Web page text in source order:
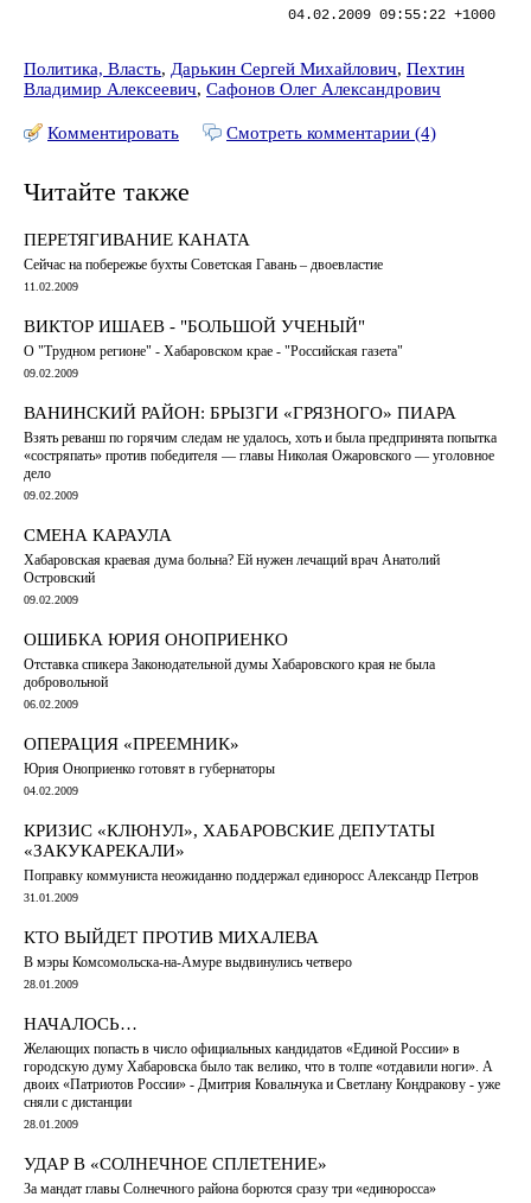
04.02.2009 09:55:22 +1000
Политика, Власть, Дарькин Сергей Михайлович, Пехтин
Владимир Алексеевич, Сафонов Олег Александрович
Комментировать Смотреть комментарии (4)
Читайте также
ПЕРЕТЯГИВАНИЕ КАНАТА
Сейчас на побережье бухты Советская Гавань – двоевластие
11.02.2009
ВИКТОР ИШАЕВ - "БОЛЬШОЙ УЧЕНЫЙ"
О "Трудном регионе" - Хабаровском крае - "Российская газета"
09.02.2009
ВАНИНСКИЙ РАЙОН: БРЫЗГИ «ГРЯЗНОГО» ПИАРА
Взять реванш по горячим следам не удалось, хоть и была предпринята попытка
«состряпать» против победителя — главы Николая Ожаровского — уголовное
дело
09.02.2009
СМЕНА КАРАУЛА
Хабаровская краевая дума больна? Ей нужен лечащий врач Анатолий
Островский
09.02.2009
ОШИБКА ЮРИЯ ОНОПРИЕНКО
Отставка спикера Законодательной думы Хабаровского края не была
добровольной
06.02.2009
ОПЕРАЦИЯ «ПРЕЕМНИК»
Юрия Оноприенко готовят в губернаторы
04.02.2009
КРИЗИС «КЛЮНУЛ», ХАБАРОВСКИЕ ДЕПУТАТЫ
«ЗАКУКАРЕКАЛИ»
Поправку коммуниста неожиданно поддержал единоросс Александр Петров
31.01.2009
КТО ВЫЙДЕТ ПРОТИВ МИХАЛЕВА
В мэры Комсомольска-на-Амуре выдвинулись четверо
28.01.2009
НАЧАЛОСЬ…
Желающих попасть в число официальных кандидатов «Единой России» в
городскую думу Хабаровска было так велико, что в толпе «отдавили ноги». А
двоих «Патриотов России» - Дмитрия Ковальчука и Светлану Кондракову - уже
сняли с дистанции
28.01.2009
УДАР В «СОЛНЕЧНОЕ СПЛЕТЕНИЕ»
За мандат главы Солнечного района борются сразу три «единоросса»